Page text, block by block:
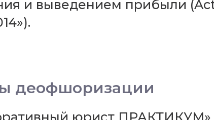
и выведением прибыли
деофшоризации